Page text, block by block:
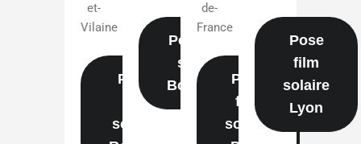
et-
Vilaine
Pose
film
solaire
Pose film
solaire
Bordeaux
de-
France
Pose
film
solaire
Pose
film
solaire
Lyon